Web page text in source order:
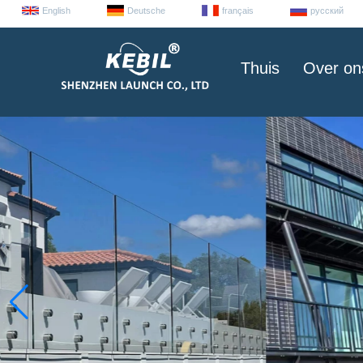
English Deutsche français русский
Thuis Over